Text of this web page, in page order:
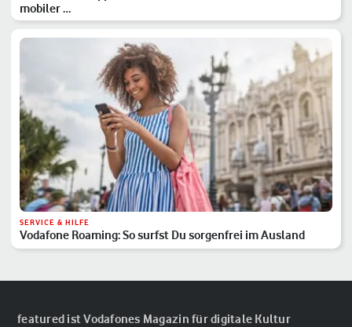
mobiler …
SERVICE & HILFE
Vodafone Roaming: So surfst Du sorgenfrei im Ausland
featured ist Vodafones Magazin für digitale Kultur